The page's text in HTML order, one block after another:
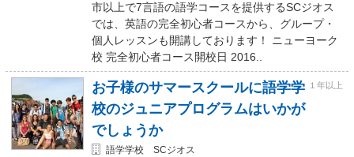
市以上で7言語の語学コースを提供するSCジオス
では、英語の完全初心者コースから、グループ・
個人レッスンも開講しております！ ニューヨーク
校 完全初心者コース開校日 2016..
お子様のサマースクールに語学学
校のジュニアプログラムはいかが
でしょうか
１年以上
語学学校 SCジオス